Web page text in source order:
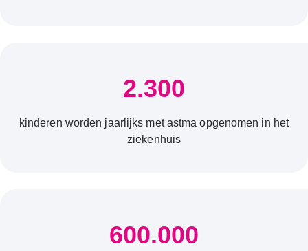
2.300
kinderen worden jaarlijks met astma opgenomen in het
ziekenhuis
600.000